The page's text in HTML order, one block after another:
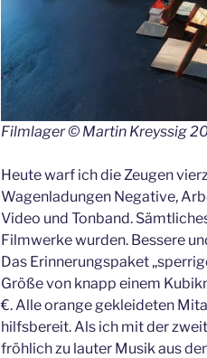
Filmlager © Martin Kreyssig
Heute warf ich die Zeugen
Wagenladungen Negative,
Video und Tonband.
Filmwerke wurden. Bessere
Das Erinnerungspaket
Größe von knapp einem
€. Alle orange gekleideten
hilfsbereit. Als ich mit der
fröhlich zu lauter Musik aus